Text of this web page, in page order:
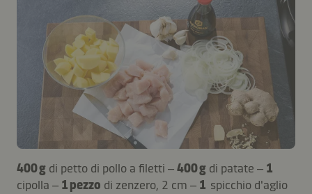
400 g di petto di pollo a filetti –400 g di patate – 1
cipolla – 1 pezzo di zenzero, 2 cm – 1 spicchio d'aglio